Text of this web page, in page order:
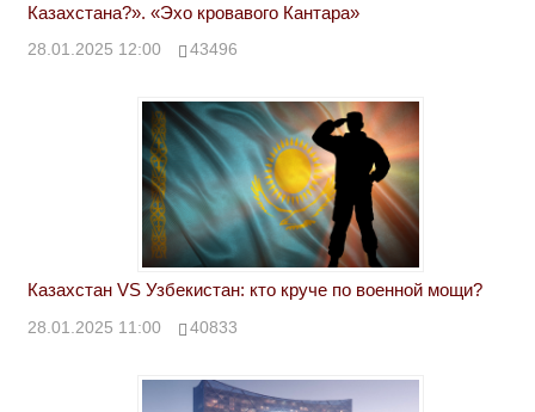
Казахстана?». «Эхо кровавого Кантара»
28.01.2025 12:00 43496
Казахстан VS Узбекистан: кто круче по военной мощи?
28.01.2025 11:00 40833